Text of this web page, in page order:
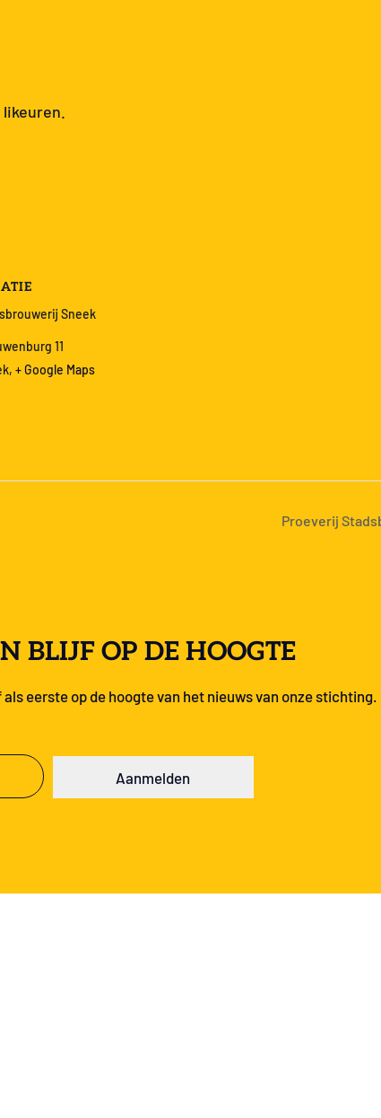
Sneek
11
, + Google Maps
Proeverij
BLIJF OP DE HOOGTE
eerste op de hoogte van het nieuws van onze stichting.
Aanmelden